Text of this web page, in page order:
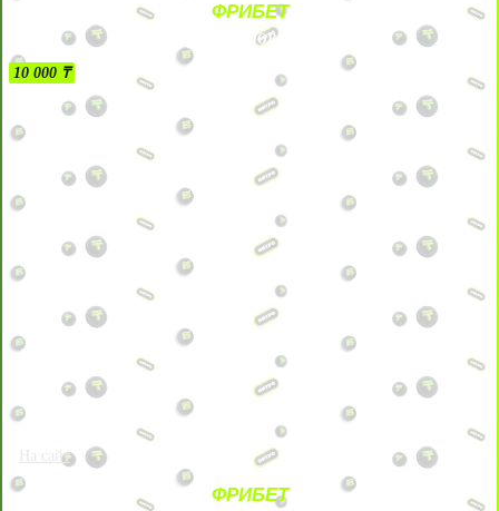
ФРИБЕТ
БЕЗ УСЛОВИЙ
10 000 ₸
На сайт
ФРИБЕТ